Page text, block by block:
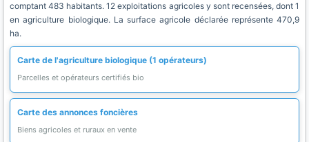
comptant 483 habitants. 12 exploitations agricoles y sont recensées, dont 1
en agriculture biologique. La surface agricole déclarée représente 470,9
ha.
Carte de l'agriculture biologique (1 opérateurs)
Parcelles et opérateurs certifiés bio
Carte des annonces foncières
Biens agricoles et ruraux en vente